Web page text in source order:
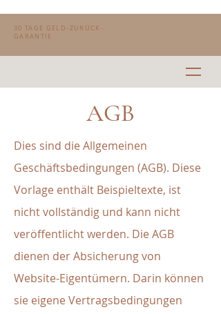
30 TAGE GELD-ZURÜCK-
GARANTIE
AGB
Dies sind die Allgemeinen
Geschäftsbedingungen (AGB). Diese
Vorlage enthält Beispieltexte, ist
nicht vollständig und kann nicht
veröffentlicht werden. Die AGB
dienen der Absicherung von
Website-Eigentümern. Darin können
sie eigene Vertragsbedingungen